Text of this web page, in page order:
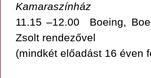
Kamaraszínház
11.15 –12.00 Boeing,
Zsolt rendezővel
(mindkét előadást 16 éven